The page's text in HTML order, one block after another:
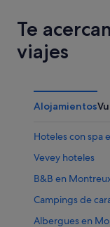
Te
viajes
Alojamientos
Hoteles con spa
Vevey hoteles
B&B en
Campings de
Albergues en